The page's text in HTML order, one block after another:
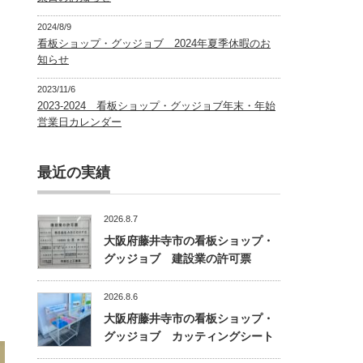
2024/8/9
看板ショップ・グッジョブ 2024年夏季休暇のお
知らせ
2023/11/6
2023-2024 看板ショップ・グッジョブ年末・年始
営業日カレンダー
最近の実績
2026.8.7
大阪府藤井寺市の看板ショップ・
グッジョブ 建設業の許可票
2026.8.6
大阪府藤井寺市の看板ショップ・
グッジョブ カッティングシート